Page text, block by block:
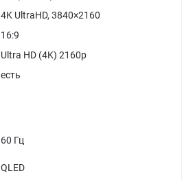
4K UltraHD, 3840×2160
16:9
Ultra HD (4K) 2160p
есть
60 Гц
QLED